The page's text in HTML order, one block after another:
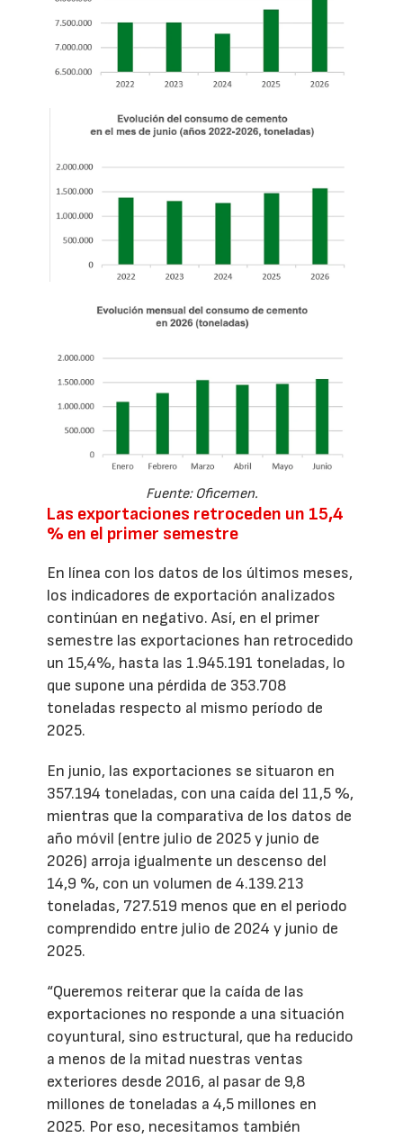
Fuente: Oficemen.
Las exportaciones retroceden un 15,4
% en el primer semestre
En línea con los datos de los últimos meses,
los indicadores de exportación analizados
continúan en negativo. Así, en el primer
semestre las exportaciones han retrocedido
un 15,4%, hasta las 1.945.191 toneladas, lo
que supone una pérdida de 353.708
toneladas respecto al mismo período de
2025.
En junio, las exportaciones se situaron en
357.194 toneladas, con una caída del 11,5 %,
mientras que la comparativa de los datos de
año móvil (entre julio de 2025 y junio de
2026) arroja igualmente un descenso del
14,9 %, con un volumen de 4.139.213
toneladas, 727.519 menos que en el periodo
comprendido entre julio de 2024 y junio de
2025.
“Queremos reiterar que la caída de las
exportaciones no responde a una situación
coyuntural, sino estructural, que ha reducido
a menos de la mitad nuestras ventas
exteriores desde 2016, al pasar de 9,8
millones de toneladas a 4,5 millones en
2025. Por eso, necesitamos también